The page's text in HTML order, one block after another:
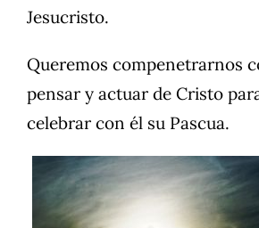
Jesucristo.
Queremos compenetrarnos
pensar y actuar de Cristo
celebrar con él su Pascua.